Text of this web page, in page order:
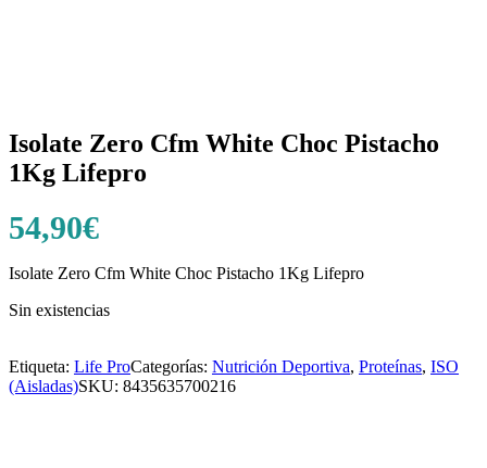
Isolate Zero Cfm White Choc Pistacho
1Kg Lifepro
54,90€
Isolate Zero Cfm White Choc Pistacho 1Kg Lifepro
Sin existencias
Etiqueta: Life ProCategorías: Nutrición Deportiva, Proteínas, ISO
(Aisladas)SKU: 8435635700216